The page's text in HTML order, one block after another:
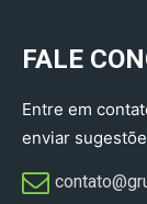
FALE
Entre em
enviar